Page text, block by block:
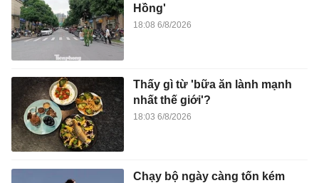
Hồng'
18:08 6/8/2026
Thấy gì từ 'bữa ăn lành mạnh
nhất thế giới'?
18:03 6/8/2026
Chạy bộ ngày càng tốn kém